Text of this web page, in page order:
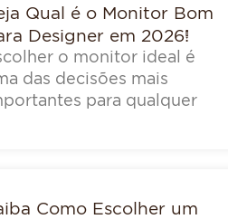
Qual é o Monitor Bom
Designer em 2026!
o monitor ideal é
das decisões mais
para qualquer
Como Escolher um